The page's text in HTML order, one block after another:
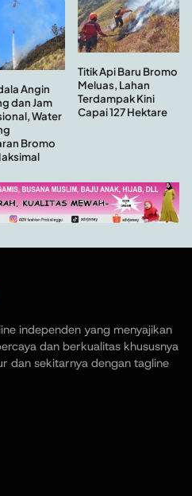
Angin
dan Jam
Water
Bromo
Titik Api Baru Bromo
Meluas, Lahan
Terdampak Kini
Capai 127 Hektare
independen yang menyajikan
dan berkualitas khususnya
dan sekitarnya dengan tagline